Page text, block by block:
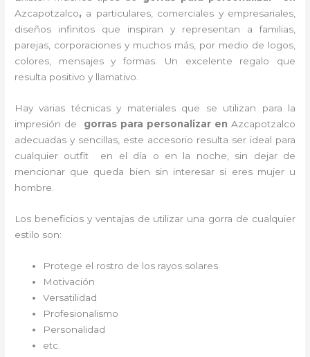
Azcapotzalco, a particulares, comerciales y empresariales,
diseños infinitos que inspiran y representan a familias,
parejas, corporaciones y muchos más, por medio de logos,
colores, mensajes y formas. Un excelente regalo que
resulta positivo y llamativo.
Hay varias técnicas y materiales que se utilizan para la
impresión de gorras para personalizar en Azcapotzalco
adecuadas y sencillas, este accesorio resulta ser ideal para
cualquier outfit en el día o en la noche, sin dejar de
mencionar que queda bien sin interesar si eres mujer u
hombre.
Los beneficios y ventajas de utilizar una gorra de cualquier
estilo son:
Protege el rostro de los rayos solares
Motivación
Versatilidad
Profesionalismo
Personalidad
etc.